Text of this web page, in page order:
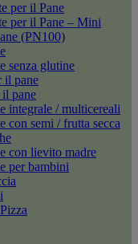
per il Pane
per il Pane – Mini
(PN100)
senza glutine
il pane
pane
integrale / multicereali
con semi / frutta secca
con lievito madre
per bambini